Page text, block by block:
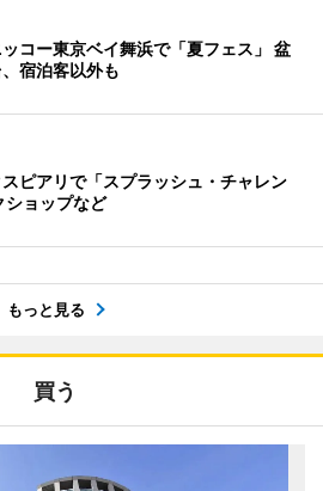
コー東京ベイ舞浜で「夏フェス」 盆
宿泊客以外も
ピアリで「スプラッシュ・チャレン
ショップなど
もっと見る
買う